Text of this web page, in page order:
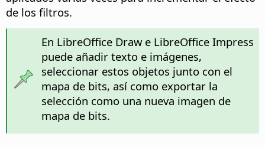
de los filtros.
En LibreOffice Draw e LibreOffice Impress
puede añadir texto e imágenes,
seleccionar estos objetos junto con el
mapa de bits, así como exportar la
selección como una nueva imagen de
mapa de bits.